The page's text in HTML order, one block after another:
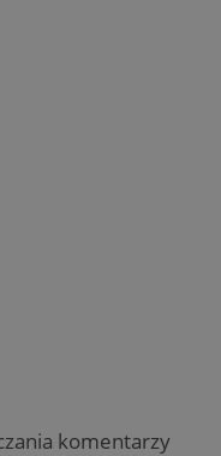
komentarzy